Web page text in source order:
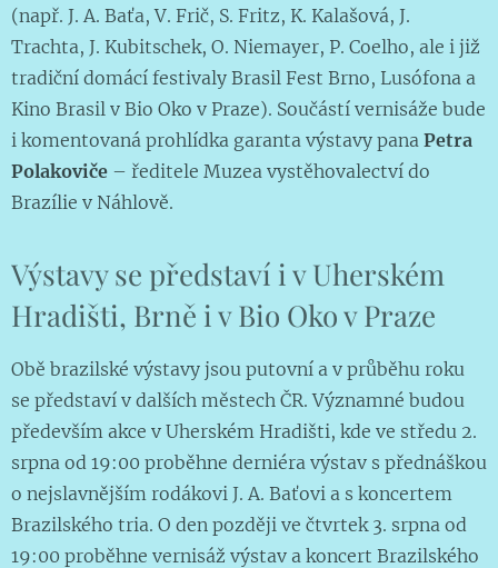
(např. J. A. Baťa, V. Frič, S. Fritz, K. Kalašová, J.
Trachta, J. Kubitschek, O. Niemayer, P. Coelho, ale i již
tradiční domácí festivaly Brasil Fest Brno, Lusófona a
Kino Brasil v Bio Oko v Praze). Součástí vernisáže bude
i komentovaná prohlídka garanta výstavy pana Petra
Polakoviče – ředitele Muzea vystěhovalectví do
Brazílie v Náhlově.
Výstavy se představí i v Uherském
Hradišti, Brně i v Bio Oko v Praze
Obě brazilské výstavy jsou putovní a v průběhu roku
se představí v dalších městech ČR. Významné budou
především akce v Uherském Hradišti, kde ve středu 2.
srpna od 19:00 proběhne derniéra výstav s přednáškou
o nejslavnějším rodákovi J. A. Baťovi a s koncertem
Brazilského tria. O den později ve čtvrtek 3. srpna od
19:00 proběhne vernisáž výstav a koncert Brazilského